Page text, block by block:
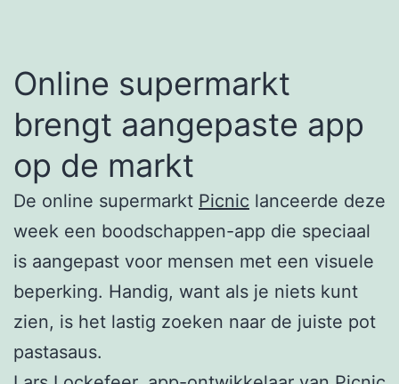
Online supermarkt
brengt aangepaste app
op de markt
De online supermarkt Picnic lanceerde deze
week een boodschappen-app die speciaal
is aangepast voor mensen met een visuele
beperking. Handig, want als je niets kunt
zien, is het lastig zoeken naar de juiste pot
pastasaus.